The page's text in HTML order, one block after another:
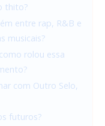
thito?
entre rap, R&B e
musicais?
rolou essa
com Outro Selo,
futuros?